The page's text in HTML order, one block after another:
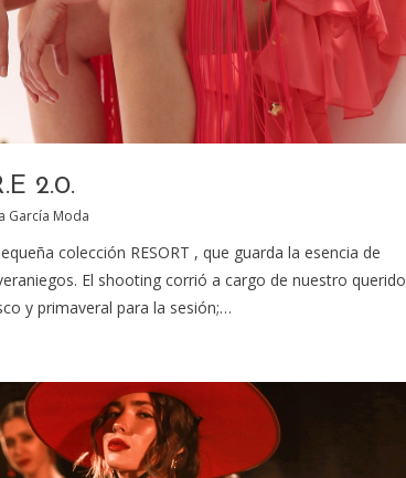
2.0.
García Moda
colección RESORT , que guarda la esencia de
El shooting corrió a cargo de nuestro querido
y primaveral para la sesión;…